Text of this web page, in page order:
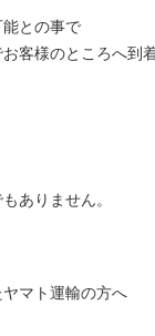
との事で
客様のところへ到
ありません。
マト運輸の方へ